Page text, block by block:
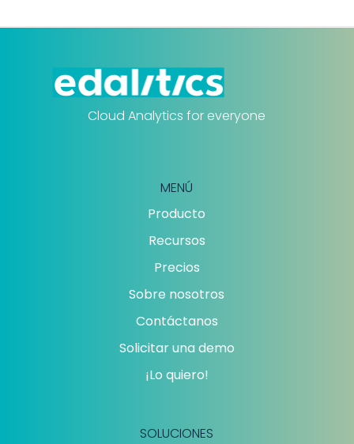
Cloud Analytics for everyone
MENÚ
Producto
Recursos
Precios
Sobre nosotros
Contáctanos
Solicitar una demo
¡Lo quiero!
SOLUCIONES